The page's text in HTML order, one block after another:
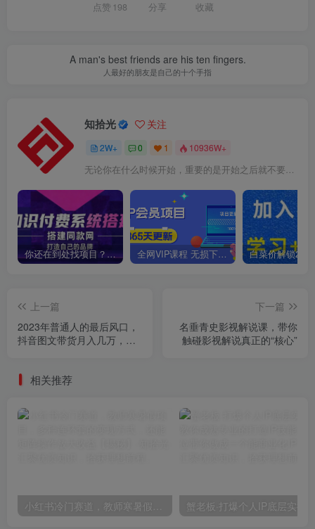
点赞 198 分享 收藏
A man's best friends are his ten fingers.
人最好的朋友是自己的十个手指
知拾光 关注
2W+ 0 1 10936W+
无论你在什么时候开始，重要的是开始之后就不要停止
你还在到处找项目？还在当韭菜？我靠卖项目一个月收入5万+，曾经我也是个失败者。 全网VIP课程 无损下载~
上一篇
2023年普通人的最后风口，
抖音图文带货月入几万，只
下一篇
名垂青史影视解说课，带你
触碰影视解说真正的“核心”
相关推荐
小红书冷门赛道，教师寒暑假项目，多种连环套的变现方式，还能矩阵操作放大收益【揭秘】